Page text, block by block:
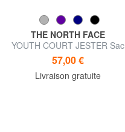
THE NORTH FACE
YOUTH COURT JESTER Sac
à dos ordinateur 15"
57,00 €
Livraison gratuite